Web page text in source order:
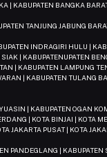
| KABUPATEN BANGKA
TANJUNG JABUNG
INDRAGIRI HULU |
| KABUPATENUPATEN
| KABUPATEN LAMPUNG
| KABUPATEN TULANG
| KABUPATEN OGAN
| KOTA BINJAI | KOTA
JAKARTA PUSAT | KOTA
PANDEGLANG |